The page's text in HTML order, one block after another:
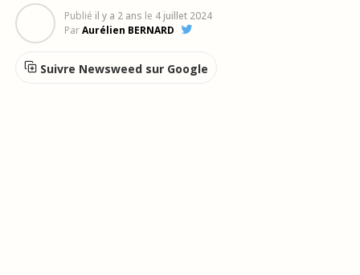
Publié il y a 2 ans le 4 juillet 2024
ParAurélien BERNARD
Suivre Newsweed sur Google